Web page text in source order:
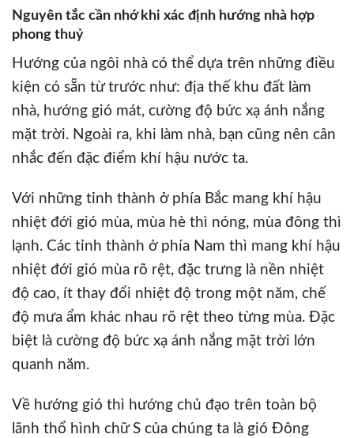
Nguyên tắc cần nhớ khi xác định hướng nhà hợp
phong thuỷ
Hướng của ngôi nhà có thể dựa trên những điều
kiện có sẵn từ trước như: địa thế khu đất làm
nhà, hướng gió mát, cường độ bức xạ ánh nắng
mặt trời. Ngoài ra, khi làm nhà, bạn cũng nên cân
nhắc đến đặc điểm khí hậu nước ta.
Với những tỉnh thành ở phía Bắc mang khí hậu
nhiệt đới gió mùa, mùa hè thì nóng, mùa đông thì
lạnh. Các tỉnh thành ở phía Nam thì mang khí hậu
nhiệt đới gió mùa rõ rệt, đặc trưng là nền nhiệt
độ cao, ít thay đổi nhiệt độ trong một năm, chế
độ mưa ẩm khác nhau rõ rệt theo từng mùa. Đặc
biệt là cường độ bức xạ ánh nắng mặt trời lớn
quanh năm.
Về hướng gió thì hướng chủ đạo trên toàn bộ
lãnh thổ hình chữ S của chúng ta là gió Đông